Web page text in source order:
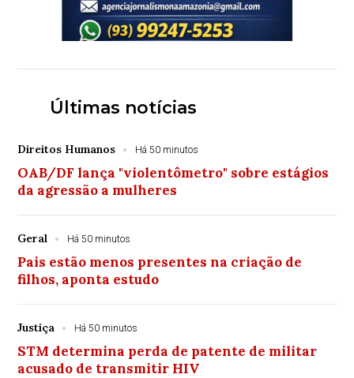
Últimas notícias
Direitos Humanos Há 50 minutos
OAB/DF lança "violentômetro" sobre estágios
da agressão a mulheres
Geral Há 50 minutos
Pais estão menos presentes na criação de
filhos, aponta estudo
Justiça Há 50 minutos
STM determina perda de patente de militar
acusado de transmitir HIV